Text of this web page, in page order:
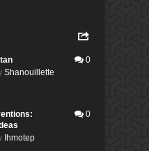
Shanouillette
0
Ihmotep
0